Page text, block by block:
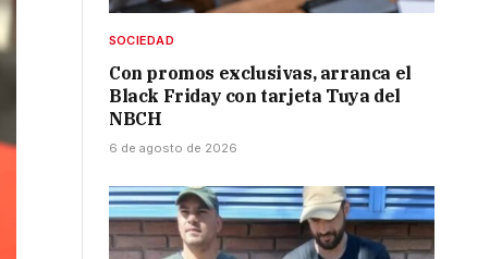
SOCIEDAD
Con promos exclusivas, arranca el
Black Friday con tarjeta Tuya del
NBCH
6 de agosto de 2026